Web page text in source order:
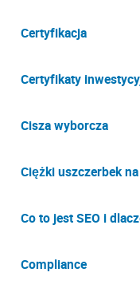
Certyfikacja
Certyfikaty
Cisza wyborcza
Ciężki uszczerbek
Co to jest SEO i
Compliance